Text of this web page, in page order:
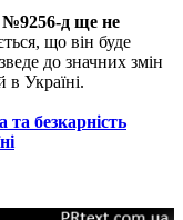
№9256-д ще не
що він буде
до значних змін
в Україні.
безкарність